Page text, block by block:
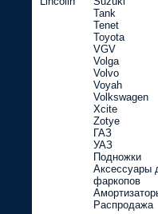
Tank
Tenet
Toyota
VGV
Volga
Volvo
Voyah
Volkswagen
Xcite
Zotye
ГАЗ
УАЗ
Подножки
Аксессуары
фаркопов
Распродажа